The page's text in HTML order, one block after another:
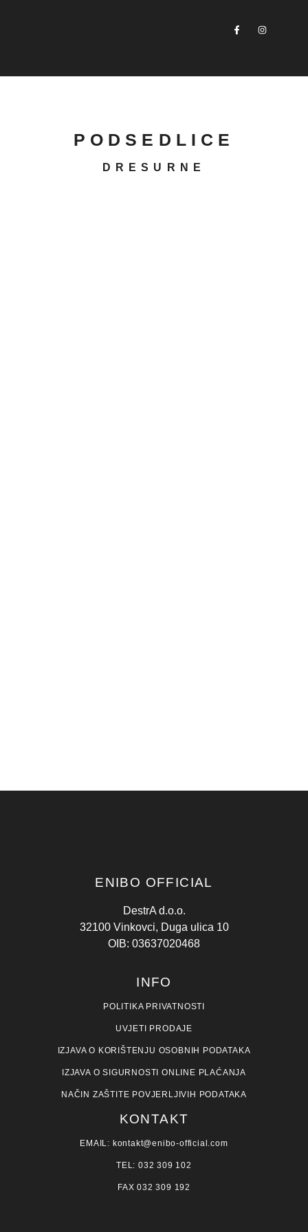
PODSEDLICE
DRESURNE
ENIBO OFFICIAL
DestrA d.o.o.
32100 Vinkovci, Duga ulica 10
OIB: 03637020468
INFO
POLITIKA PRIVATNOSTI
UVJETI PRODAJE
IZJAVA O KORIŠTENJU OSOBNIH PODATAKA
IZJAVA O SIGURNOSTI ONLINE PLAĆANJA
NAČIN ZAŠTITE POVJERLJIVIH PODATAKA
KONTAKT
EMAIL: kontakt@enibo-official.com
TEL: 032 309 102
FAX 032 309 192